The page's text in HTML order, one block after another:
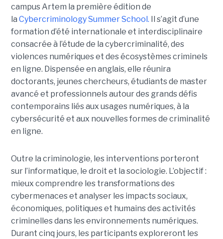
campus Artem la première édition de
la Cybercriminology Summer School. Il s’agit d’une
formation d’été internationale et interdisciplinaire
consacrée à l’étude de la cybercriminalité, des
violences numériques et des écosystèmes criminels
en ligne. Dispensée en anglais, elle réunira
doctorants, jeunes chercheurs, étudiants de master
avancé et professionnels autour des grands défis
contemporains liés aux usages numériques, à la
cybersécurité et aux nouvelles formes de criminalité
en ligne.
Outre la criminologie, les interventions porteront
sur l’informatique, le droit et la sociologie. L’objectif :
mieux comprendre les transformations des
cybermenaces et analyser les impacts sociaux,
économiques, politiques et humains des activités
criminelles dans les environnements numériques.
Durant cinq jours, les participants exploreront les